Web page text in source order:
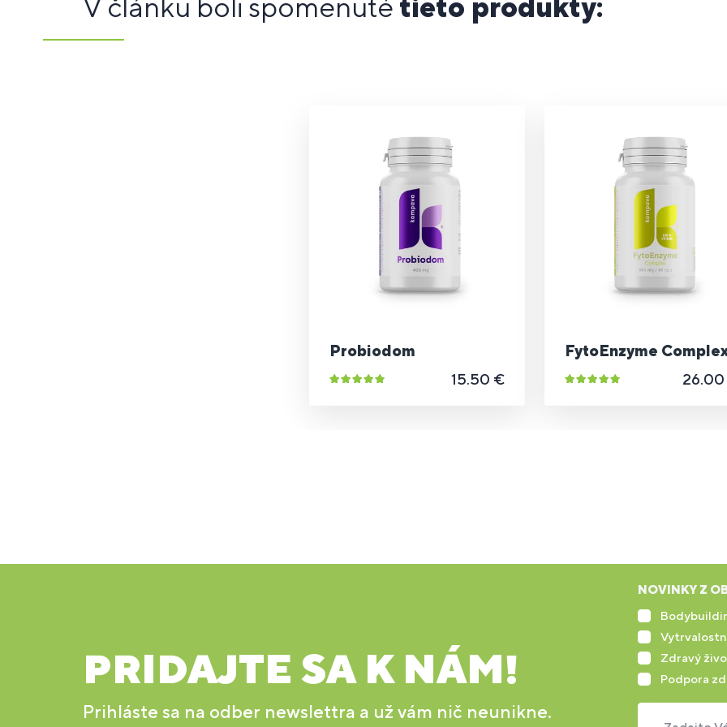
V článku boli spomenuté tieto produkty:
Probiodom
15.50 €
FytoEnzyme
PRIDAJTE SA K NÁM!
Prihláste sa na odber newslettra a už vám nič neunikne.
NOVINKY Z
Zdravý
Podpora